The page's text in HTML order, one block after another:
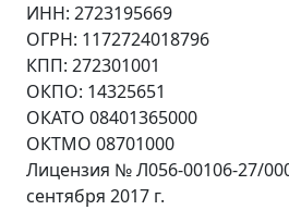
ИНН: 2723195669
ОГРН: 1172724018796
КПП: 272301001
ОКПО: 14325651
ОКАТО 08401365000
ОКТМО 08701000
Лицензия № Л056-00106-27/
сентября 2017 г.